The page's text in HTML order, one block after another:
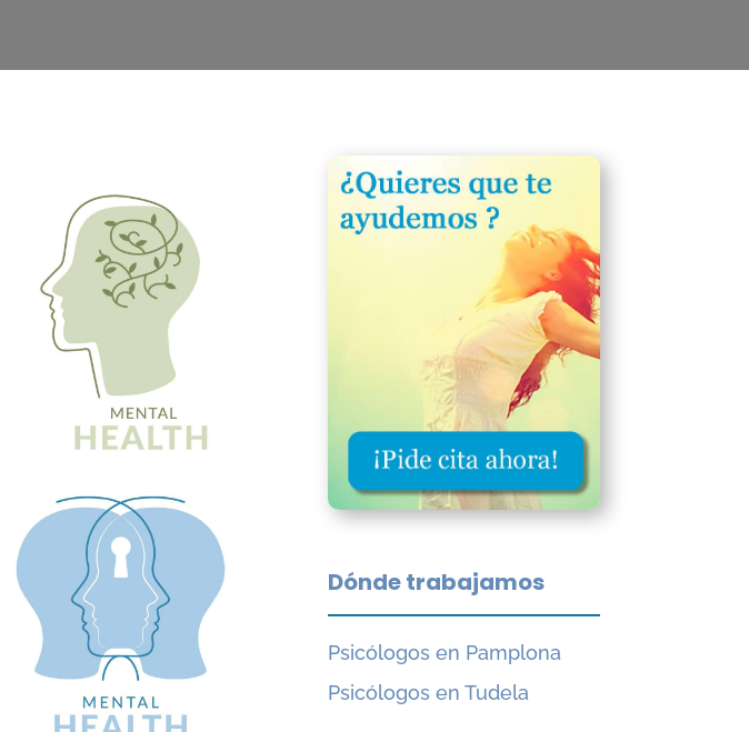
Problemas de sueño
Identidad de género y
orientación sexual
Acoso Escolar y Bullying
Relaciones Tóxicas
Problemas de inseguridad y
Psicología perinatal
¿Qué es la Psicología Perinatal?
Áreas que aborda la Psicología
Perinatal
¿Qué servicios ofrecemos?
Terapia online
Bienestar emocional
Dónde trabajamos
Psicólogos en Pamplona
Psicólogos en Tudela